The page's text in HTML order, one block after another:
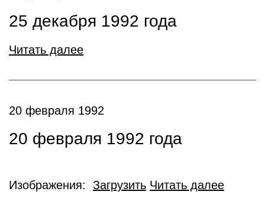
25 декабря 1992 года
Читать далее
20 февраля 1992
20 февраля 1992 года
Изображения: Загрузить Читать далее